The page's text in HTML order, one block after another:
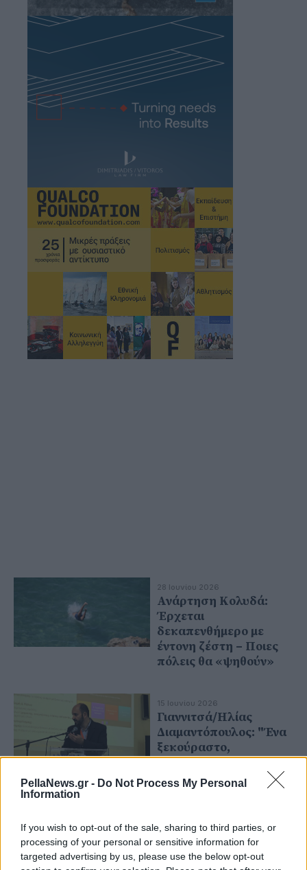
PellaNews.gr - Do Not Process My Personal
Information
If you wish to opt-out of the sale, sharing to third parties, or
processing of your personal or sensitive information for
targeted advertising by us, please use the below opt-out
28 Ιουνίου 2026
Ανάρτηση Κολυδά:
Έρχεται
δεκαπενθήμερο με
έντονη ζέστη – Ποιες
πόλεις θα «ψηθούν»
15 Ιουνίου 2026
Γιαννιτσά/Ηλίας
Διαμαντόπουλος: "Ένα
ξεκούραστο,
ξέγνοιαστο, με πολλές
εμπειρίες καλοκαίρι"
Α.Σ. Φίλιππος
Γιαννιτσών: Με το
βλέμμα στους